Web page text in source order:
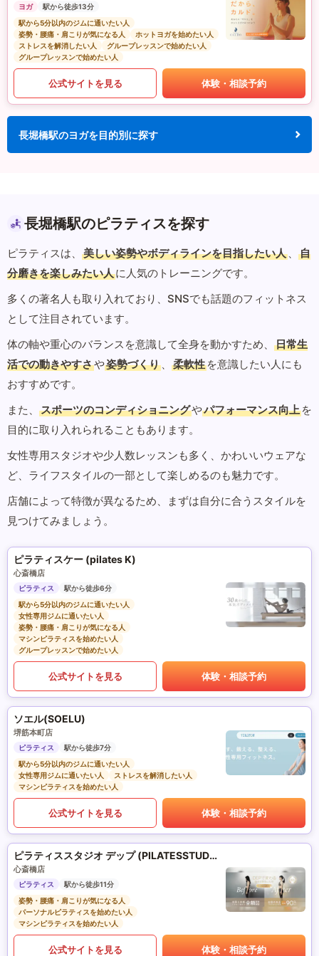
ヨガ
駅から徒歩13分
駅から5分以内のジムに通いたい人
姿勢・腰痛・肩こりが気になる人
ホットヨガを始めたい人
ストレスを解消したい人
グループレッスンで始めたい人
グループレッスンで始めたい人
公式サイトを見る 体験・相談予約
長堀橋駅のヨガを目的別に探す
長堀橋駅のピラティスを探す
ピラティスは、 美しい姿勢やボディラインを目指したい人 、
自
分磨きを楽しみたい人に人気のトレーニングです。
多くの著名人も取り入れており、SNSでも話題のフィットネス
として注目されています。
体の軸や重心のバランスを意識して全身を動かすため、
日常生
活での動きやすさや姿勢づくり 、 柔軟性 を意識したい人にも
おすすめです。
また、
スポーツのコンディショニングやパフォーマンス向上 を
目的に取り入れられることもあります。
女性専用スタジオや少人数レッスンも多く、かわいいウェアな
ど、ライフスタイルの一部として楽しめるのも魅力です。
店舗によって特徴が異なるため、まずは自分に合うスタイルを
見つけてみましょう。
ピラティスケー (pilates K)
心斎橋店
ピラティス
駅から徒歩6分
駅から5分以内のジムに通いたい人
女性専用ジムに通いたい人
姿勢・腰痛・肩こりが気になる人
マシンピラティスを始めたい人
グループレッスンで始めたい人
公式サイトを見る 体験・相談予約
ソエル(SOELU)
堺筋本町店
ピラティス
駅から徒歩7分
駅から5分以内のジムに通いたい人
女性専用ジムに通いたい人
ストレスを解消したい人
マシンピラティスを始めたい人
公式サイトを見る 体験・相談予約
ピラティススタジオ デップ (PILATESSTUDIO DEP)
心斎橋店
ピラティス
駅から徒歩11分
姿勢・腰痛・肩こりが気になる人
パーソナルピラティスを始めたい人
マシンピラティスを始めたい人
公式サイトを見る 体験・相談予約